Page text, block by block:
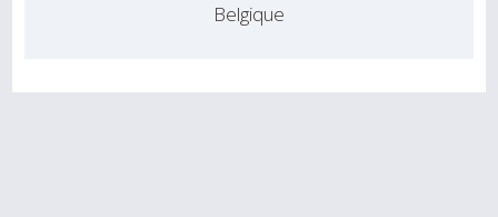
Belgique